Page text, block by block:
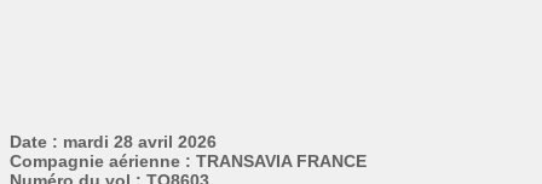
Date : mardi 28 avril 2026
Compagnie aérienne : TRANSAVIA FRANCE